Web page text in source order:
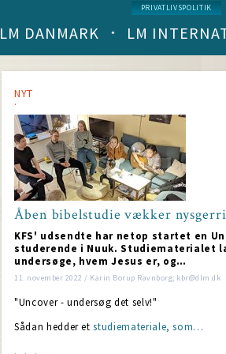
Service
menu
PRIVATLIVSPOLITIK
Main
(level
1)
LM DANMARK LM
NYT
Åben bibelstudie vækker
KFS' udsendte har netop startet en
studerende i Nuuk. Studiematerialet
undersøge, hvem Jesus er, og…
11. november 2022 / Karin Borup Ravnborg; kbr@dlm.dk
"Uncover - undersøg det selv!"
Sådan hedder etstudiemateriale, som…